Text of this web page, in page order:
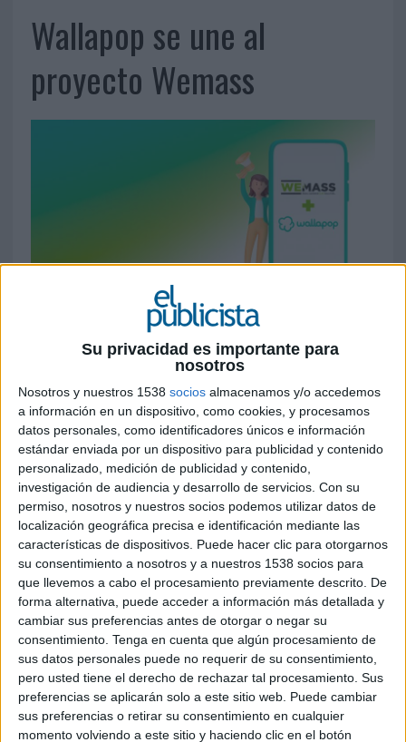
Su privacidad es importante para
nosotros
Nosotros y nuestros 1538 socios almacenamos y/o accedemos
a información en un dispositivo, como cookies, y procesamos
datos personales, como identificadores únicos e información
estándar enviada por un dispositivo para publicidad y contenido
personalizado, medición de publicidad y contenido,
investigación de audiencia y desarrollo de servicios. Con su
permiso, nosotros y nuestros socios podemos utilizar datos de
localización geográfica precisa e identificación mediante las
características de dispositivos. Puede hacer clic para otorgarnos
su consentimiento a nosotros y a nuestros 1538 socios para
que llevemos a cabo el procesamiento previamente descrito. De
forma alternativa, puede acceder a información más detallada y
cambiar sus preferencias antes de otorgar o negar su
consentimiento. Tenga en cuenta que algún procesamiento de
sus datos personales puede no requerir de su consentimiento,
pero usted tiene el derecho de rechazar tal procesamiento. Sus
preferencias se aplicarán solo a este sitio web. Puede cambiar
sus preferencias o retirar su consentimiento en cualquier
momento volviendo a este sitio y haciendo clic en el botón
Wallapop se une al
proyecto Wemass
16 DE FEBRERO DE 2024
La colaboración estratégica tiene como
objetivo ampliar y mejorar la oferta que se
ofrece a los clientes, sumando inventario de
calidad, data cualificada y entorno 100%
transparente y seguro
Wemass continúa su estrategia de seguir
creciendo a base de incorporar a los principales
medios digitales a nivel nacional y ha anunciado
la integración deWallapopcomo nuevo soporte
en su marketplace de audiencias.
La inclusión de Wallapop en este ecosistema
busca enriquecer las opciones disponibles para los
anunciantes, permitiéndoles llegar a una gama de
consumidores en momentos clave de intención
de compra e incorporar medios alternativos a los
de su entorno. "El objetivo de crecimiento de